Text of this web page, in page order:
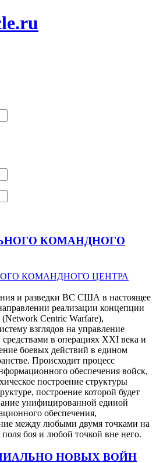
КОМАНДНОГО
и разведки ВС США в настоящее
реализации концепции
Centric Warfare),
взглядов на управление
в операциях XXI века и
боевых действий в едином
Происходит процесс
обеспечения войск,
построение структуры
построение которой будет
унифицированной единой
обеспечения,
между любыми двумя точками на
боя и любой точкой вне него.
НОВЫХ ВОЙН